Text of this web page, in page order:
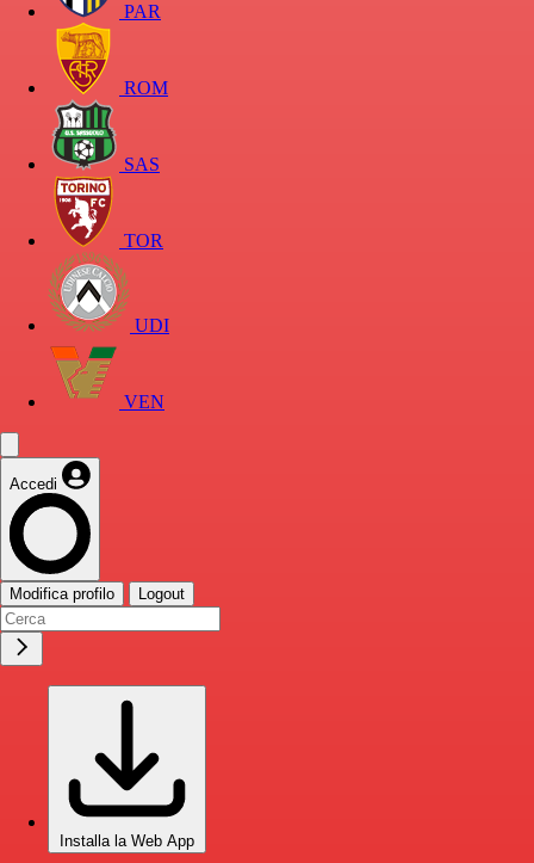
PAR
ROM
SAS
TOR
UDI
VEN
Accedi
Modifica profilo Logout
Installa la Web App